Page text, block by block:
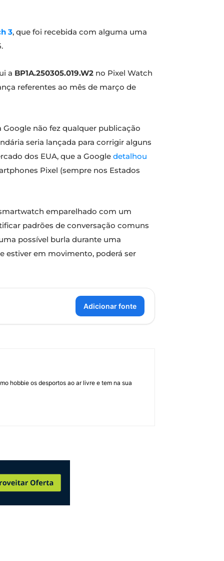
3, que foi recebida com alguma uma
a BP1A.250305.019.W2 no Pixel Watch
referentes ao mês de março de
não fez qualquer publicação
seria lançada para corrigir alguns
dos EUA, que a Google detalhou
Pixel (sempre nos Estados
emparelhado com um
padrões de conversação comuns
possível burla durante uma
estiver em movimento, poderá ser
Adicionar fonte
hobbie os desportos ao ar livre e tem na sua